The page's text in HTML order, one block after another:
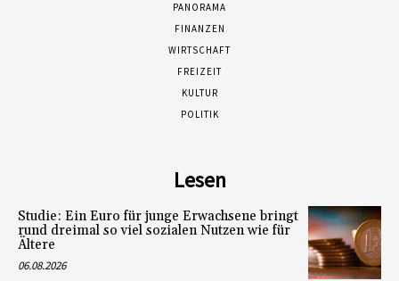
PANORAMA
FINANZEN
WIRTSCHAFT
FREIZEIT
KULTUR
POLITIK
Lesen
Studie: Ein Euro für junge Erwachsene bringt
rund dreimal so viel sozialen Nutzen wie für
Ältere
06.08.2026